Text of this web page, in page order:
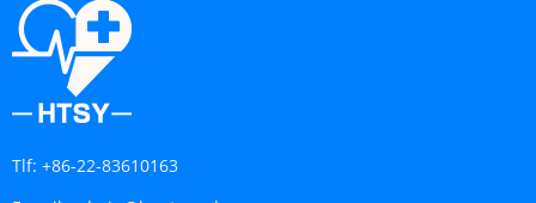
Tlf: +86-22-83610163